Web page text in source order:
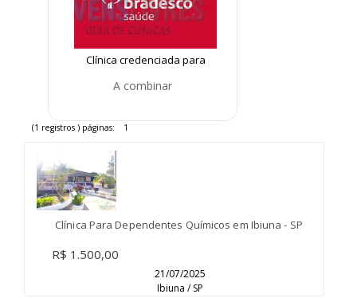
Clínica credenciada para
alcoólatras Bradesco Saúde
A combinar
(1 registros ) páginas: 1
Clínica Para Dependentes Químicos em Ibiuna - SP
R$ 1.500,00
21/07/2025
Ibiuna / SP